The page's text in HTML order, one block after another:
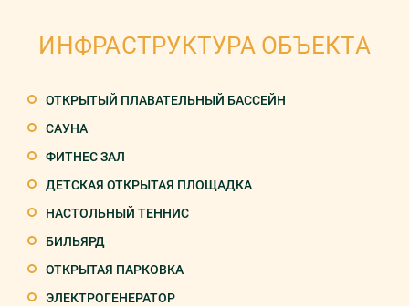
ИНФРАСТРУКТУРА ОБЪЕКТА
ОТКРЫТЫЙ ПЛАВАТЕЛЬНЫЙ БАССЕЙН
САУНА
ФИТНЕС ЗАЛ
ДЕТСКАЯ ОТКРЫТАЯ ПЛОЩАДКА
НАСТОЛЬНЫЙ ТЕННИС
БИЛЬЯРД
ОТКРЫТАЯ ПАРКОВКА
ЭЛЕКТРОГЕНЕРАТОР